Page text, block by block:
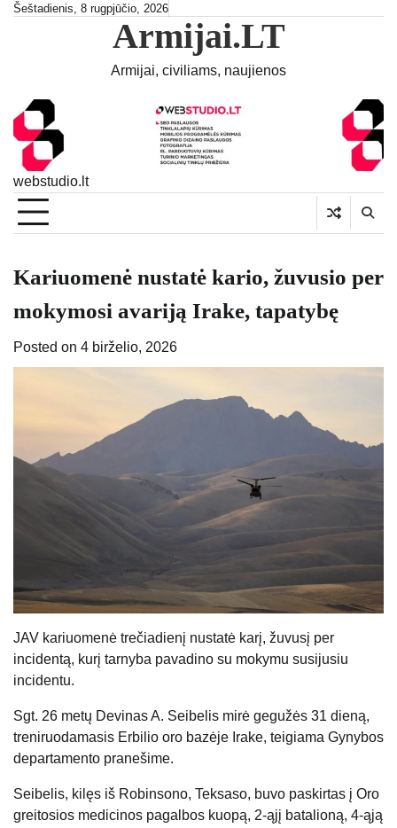
SkipŠeštadienis, 8 rugpjūčio, 2026
Armijai.LT
Armijai, civiliams, naujienos
webstudio.lt
Kariuomenė nustatė kario, žuvusio per
mokymosi avariją Irake, tapatybę
Posted on 4 birželio, 2026
JAV kariuomenė trečiadienį nustatė karį, žuvusį per
incidentą, kurį tarnyba pavadino su mokymu susijusiu
incidentu.
Sgt. 26 metų Devinas A. Seibelis mirė gegužės 31 dieną,
treniruodamasis Erbilio oro bazėje Irake, teigiama Gynybos
departamento pranešime.
Seibelis, kilęs iš Robinsono, Teksaso, buvo paskirtas į Oro
greitosios medicinos pagalbos kuopą, 2-ąjį batalioną, 4-ąją